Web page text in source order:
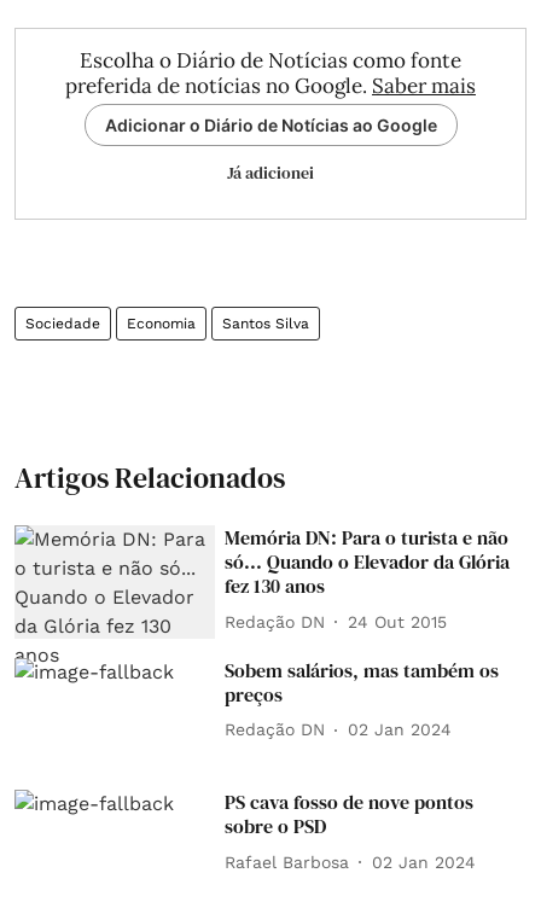
Escolha o Diário de Notícias como fonte
preferida de notícias no Google. Saber mais
Adicionar o Diário de Notícias ao Google
Já adicionei
Sociedade Economia Santos Silva
Artigos Relacionados
Memória DN: Para o turista e não
só... Quando o Elevador da Glória
fez 130 anos
Redação DN 24 Out 2015
Sobem salários, mas também os
preços
Redação DN 02 Jan 2024
PS cava fosso de nove pontos
sobre o PSD
Rafael Barbosa 02 Jan 2024